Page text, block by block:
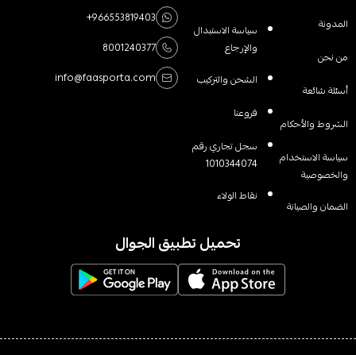
المدونة
من نحن
أسئلة شائعة
الشروط والأحكام
سياسة الاستخدام
والخصوصية
الضمان والصيانة
سياسة الاستبدال
والإرجاع
الشحن والتركيب
فروعنا
سجل تجاري رقم
1010344074
نقاط الولاء
+966553819403
8001240377
info@faasporta.com
تحميل تطبيق الجوال